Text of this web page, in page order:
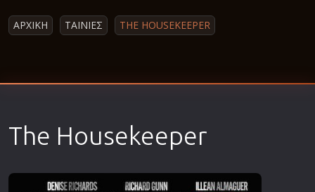
Αστυνομικές
Δράσης
Επιβίωσης
ΑΡΧΙΚΗ ΤΑΙΝΙΕΣ THE HOUSEKEEPER
The Housekeeper